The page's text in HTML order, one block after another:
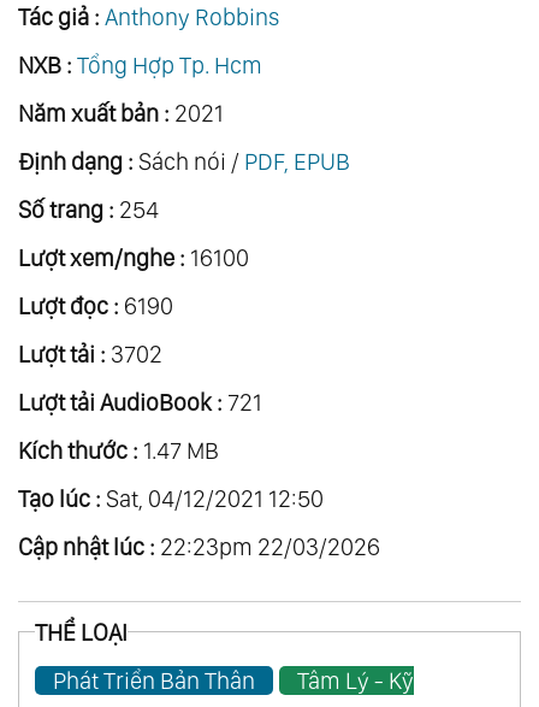
Tác giả : Anthony Robbins
NXB : Tổng Hợp Tp. Hcm
Năm xuất bản : 2021
Định dạng : Sách nói / PDF, EPUB
Số trang : 254
Lượt xem/nghe : 16100
Lượt đọc : 6190
Lượt tải : 3702
Lượt tải AudioBook : 721
Kích thước : 1.47 MB
Tạo lúc : Sat, 04/12/2021 12:50
Cập nhật lúc : 22:23pm 22/03/2026
THỂ LOẠI
Phát Triển Bản Thân
Tâm Lý - Kỹ